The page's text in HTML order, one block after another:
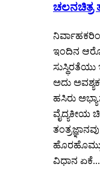
ಚಲನಚಿತ್ರ
ಇಂದಿನ
ಅದು
ಹಸಿರು
ವೈದ್ಯಕೀಯ
ವಿಧಾನ ಏಕೆ...